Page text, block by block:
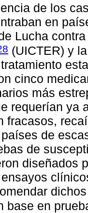
de los
en
Lucha
(UICTER) y
cinco
más
requerían ya
fracasos,
de
de
diseñados
base en